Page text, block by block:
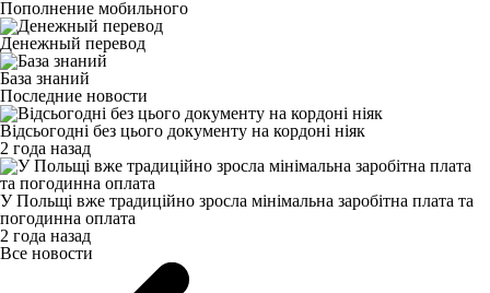
Пополнение мобильного
Денежный перевод
База знаний
Последние новости
Відсьогодні без цього документу на кордоні ніяк
2 года назад
У Польщі вже традиційно зросла мінімальна заробітна плата та
погодинна оплата
2 года назад
Все новости